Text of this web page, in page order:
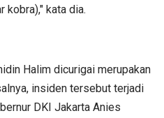
kobra)," kata dia.
Halim dicurigai merupakan
insiden tersebut terjadi
DKI Jakarta Anies